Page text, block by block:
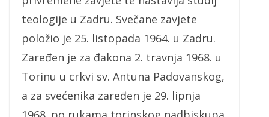
teologije u Zadru. Svečane zavjete
položio je 25. listopada 1964. u Zadru.
Zaređen je za đakona 2. travnja 1968. u
Torinu u crkvi sv. Antuna Padovanskog,
a za svećenika zaređen je 29. lipnja